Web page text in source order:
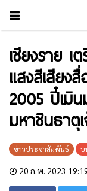
เชียงราย
แสงสีเสียง
2005 ปี๋เมิ
มหาชินธาตุ
ข่าวประชาสัมพันธ์ บ
20 ก.พ. 2023